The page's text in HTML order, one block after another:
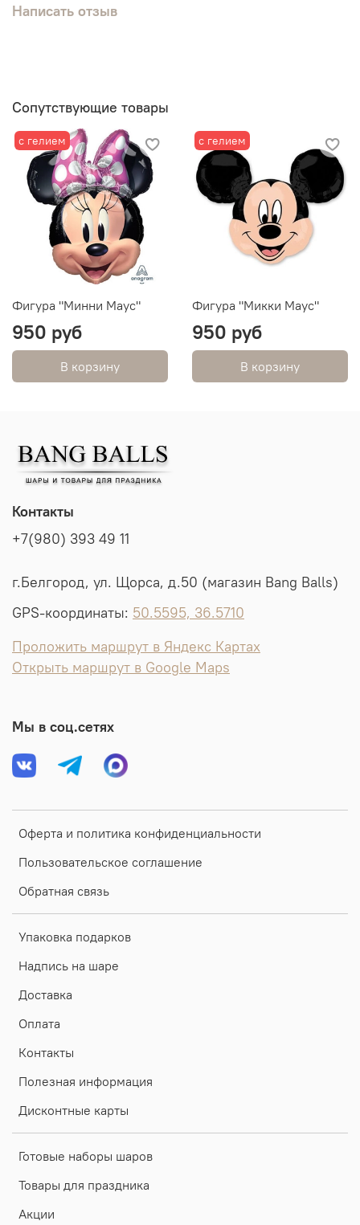
Написать отзыв
Сопутствующие товары
с гелием
Фигура "Минни Маус"
950 руб
В корзину
с гелием
Фигура "Микки Маус"
950 руб
В корзину
Оферта и политика конфиденциальности
Пользовательское соглашение
Обратная связь
Упаковка подарков
Надпись на шаре
Доставка
Оплата
Контакты
Полезная информация
Дисконтные карты
Готовые наборы шаров
Товары для праздника
Акции
Контакты
+7(980) 393 49 11
г.Белгород, ул. Щорса, д.50 (магазин Bang Balls)
GPS-координаты: 50.5595, 36.5710
Проложить маршрут в Яндекс Картах
Открыть маршрут в Google Maps
Мы в соц.сетях